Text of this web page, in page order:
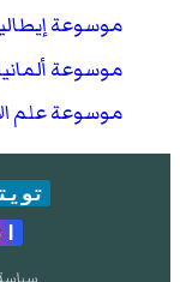
موسوعة
موسوعة
موسوعة علم